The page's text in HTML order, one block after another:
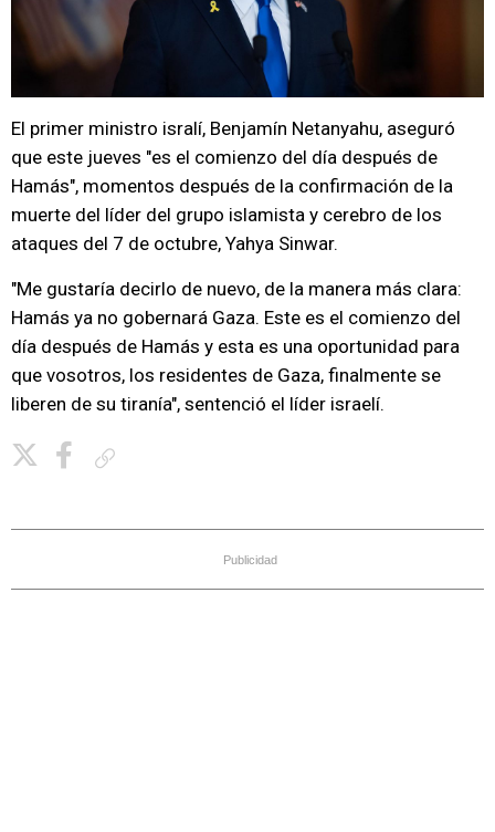
El primer ministro isralí, Benjamín Netanyahu, aseguró
que este jueves "es el comienzo del día después de
Hamás", momentos después de la confirmación de la
muerte del líder del grupo islamista y cerebro de los
ataques del 7 de octubre, Yahya Sinwar.
"Me gustaría decirlo de nuevo, de la manera más clara:
Hamás ya no gobernará Gaza. Este es el comienzo del
día después de Hamás y esta es una oportunidad para
que vosotros, los residentes de Gaza, finalmente se
liberen de su tiranía", sentenció el líder israelí.
Publicidad